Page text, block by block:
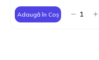
Adaugă în Coș